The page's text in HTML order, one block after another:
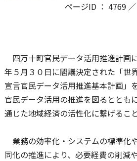
ページID ： 4769
四万十町官民データ活用推進計画
年５月３０日に閣議決定された「世
宣言官民データ活用推進基本計画」
官民データ活用の推進を図るととも
通じた地域経済の活性化に繋げるこ
業務の効率化・システムの標準化
同化の推進により、必要経費の削減